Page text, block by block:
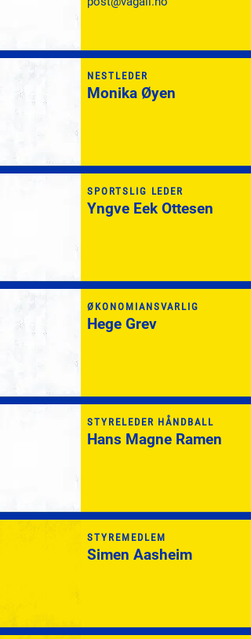
NESTLEDER
Monika Øyen
SPORTSLIG LEDER
Yngve Eek Ottesen
ØKONOMIANSVARLIG
Hege Grev
STYRELEDER HÅNDBALL
Hans Magne Ramen
STYREMEDLEM
Simen Aasheim